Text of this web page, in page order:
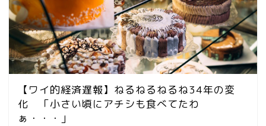
【ワイ的経済遅報】ねるねるねるね34年の変
化 「小さい頃にアチシも食べてたわ
ぁ・・・」